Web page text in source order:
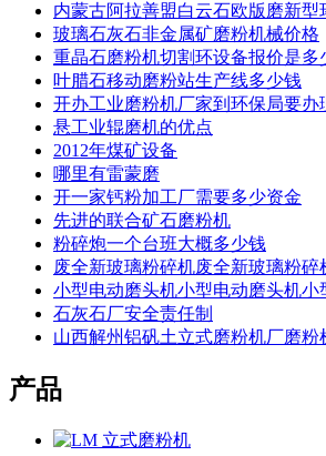
内蒙古阿拉善盟白云石欧版磨新型
玻璃石灰石非金属矿磨粉机械价格
重晶石磨粉机切割环设备报价是多
叶腊石移动磨粉站生产线多少钱
开办工业磨粉机厂家到环保局要办
悬工业辊磨机的优点
2012年煤矿设备
哪里有雷蒙磨
开一家钙粉加工厂需要多少资金
先进的联合矿石磨粉机
粉碎炮一个台班大概多少钱
废全新玻璃粉碎机废全新玻璃粉
小型电动磨头机小型电动磨头机小
石灰石厂安全责任制
山西解州铝矾土立式磨粉机厂磨粉
产品